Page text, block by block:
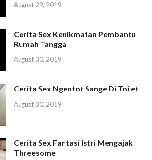
August 29, 2019
Cerita Sex Kenikmatan Pembantu
Rumah Tangga
August 30, 2019
Cerita Sex Ngentot Sange Di Toilet
August 30, 2019
Cerita Sex Fantasi Istri Mengajak
Threesome